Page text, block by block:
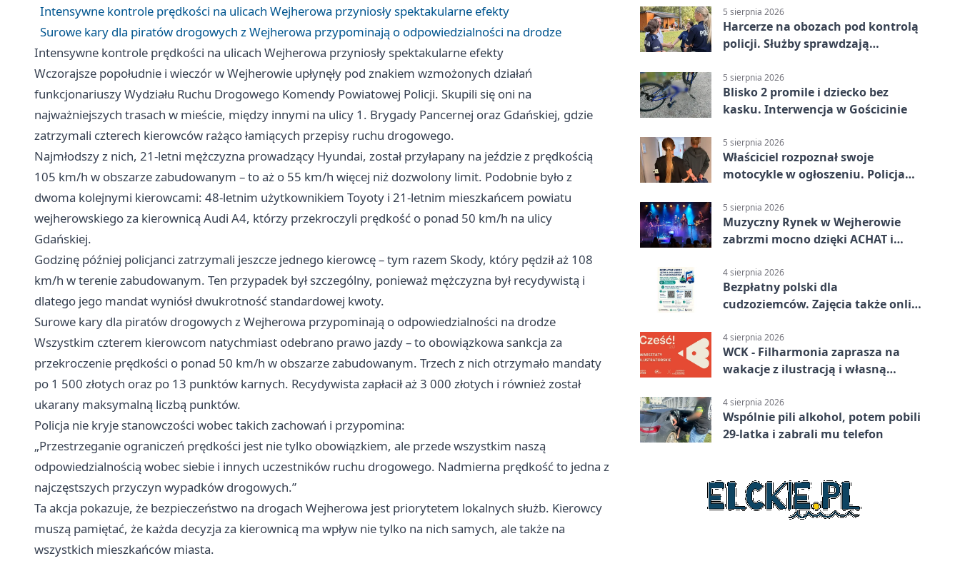
Intensywne kontrole prędkości na ulicach Wejherowa przyniosły spektakularne efekty
Surowe kary dla piratów drogowych z Wejherowa przypominają o odpowiedzialności na drodze
Intensywne kontrole prędkości na ulicach Wejherowa przyniosły spektakularne efekty
Wczorajsze popołudnie i wieczór w Wejherowie upłynęły pod znakiem wzmożonych działań
funkcjonariuszy Wydziału Ruchu Drogowego Komendy Powiatowej Policji. Skupili się oni na
najważniejszych trasach w mieście, między innymi na ulicy 1. Brygady Pancernej oraz Gdańskiej, gdzie
zatrzymali czterech kierowców rażąco łamiących przepisy ruchu drogowego.
Najmłodszy z nich, 21-letni mężczyzna prowadzący Hyundai, został przyłapany na jeździe z prędkością
105 km/h w obszarze zabudowanym – to aż o 55 km/h więcej niż dozwolony limit. Podobnie było z
dwoma kolejnymi kierowcami: 48-letnim użytkownikiem Toyoty i 21-letnim mieszkańcem powiatu
wejherowskiego za kierownicą Audi A4, którzy przekroczyli prędkość o ponad 50 km/h na ulicy
Gdańskiej.
Godzinę później policjanci zatrzymali jeszcze jednego kierowcę – tym razem Skody, który pędził aż 108
km/h w terenie zabudowanym. Ten przypadek był szczególny, ponieważ mężczyzna był recydywistą i
dlatego jego mandat wyniósł dwukrotność standardowej kwoty.
Surowe kary dla piratów drogowych z Wejherowa przypominają o odpowiedzialności na drodze
Wszystkim czterem kierowcom natychmiast odebrano prawo jazdy – to obowiązkowa sankcja za
przekroczenie prędkości o ponad 50 km/h w obszarze zabudowanym. Trzech z nich otrzymało mandaty
po 1 500 złotych oraz po 13 punktów karnych. Recydywista zapłacił aż 3 000 złotych i również został
ukarany maksymalną liczbą punktów.
Policja nie kryje stanowczości wobec takich zachowań i przypomina:
„Przestrzeganie ograniczeń prędkości jest nie tylko obowiązkiem, ale przede wszystkim naszą
odpowiedzialnością wobec siebie i innych uczestników ruchu drogowego. Nadmierna prędkość to jedna z
najczęstszych przyczyn wypadków drogowych.”
Ta akcja pokazuje, że bezpieczeństwo na drogach Wejherowa jest priorytetem lokalnych służb. Kierowcy
muszą pamiętać, że każda decyzja za kierownicą ma wpływ nie tylko na nich samych, ale także na
wszystkich mieszkańców miasta.
5 sierpnia 2026
Harcerze na obozach pod kontrolą
policji. Służby sprawdzają
5 sierpnia 2026
Blisko 2 promile i dziecko bez
kasku. Interwencja w Gościcinie
5 sierpnia 2026
Właściciel rozpoznał swoje
motocykle w ogłoszeniu. Policja
5 sierpnia 2026
Muzyczny Rynek w Wejherowie
zabrzmi mocno dzięki ACHAT i
4 sierpnia 2026
Bezpłatny polski dla
cudzoziemców. Zajęcia także online
4 sierpnia 2026
WCK - Filharmonia zaprasza na
wakacje z ilustracją i własną
4 sierpnia 2026
Wspólnie pili alkohol, potem pobili
29-latka i zabrali mu telefon